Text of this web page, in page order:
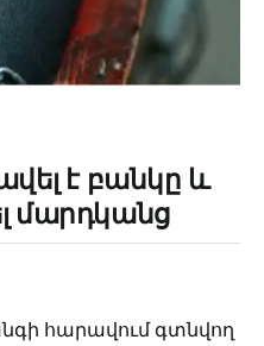
է բանկը և
մարդկանց
հարավում գտնվող